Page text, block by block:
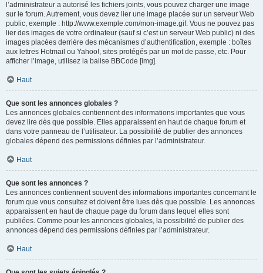
l’administrateur a autorisé les fichiers joints, vous pouvez charger une image
sur le forum. Autrement, vous devez lier une image placée sur un serveur Web
public, exemple : http://www.exemple.com/mon-image.gif. Vous ne pouvez pas
lier des images de votre ordinateur (sauf si c’est un serveur Web public) ni des
images placées derrière des mécanismes d’authentification, exemple : boîtes
aux lettres Hotmail ou Yahoo!, sites protégés par un mot de passe, etc. Pour
afficher l’image, utilisez la balise BBCode [img].
Haut
Que sont les annonces globales ?
Les annonces globales contiennent des informations importantes que vous
devez lire dès que possible. Elles apparaissent en haut de chaque forum et
dans votre panneau de l’utilisateur. La possibilité de publier des annonces
globales dépend des permissions définies par l’administrateur.
Haut
Que sont les annonces ?
Les annonces contiennent souvent des informations importantes concernant le
forum que vous consultez et doivent être lues dès que possible. Les annonces
apparaissent en haut de chaque page du forum dans lequel elles sont
publiées. Comme pour les annonces globales, la possibilité de publier des
annonces dépend des permissions définies par l’administrateur.
Haut